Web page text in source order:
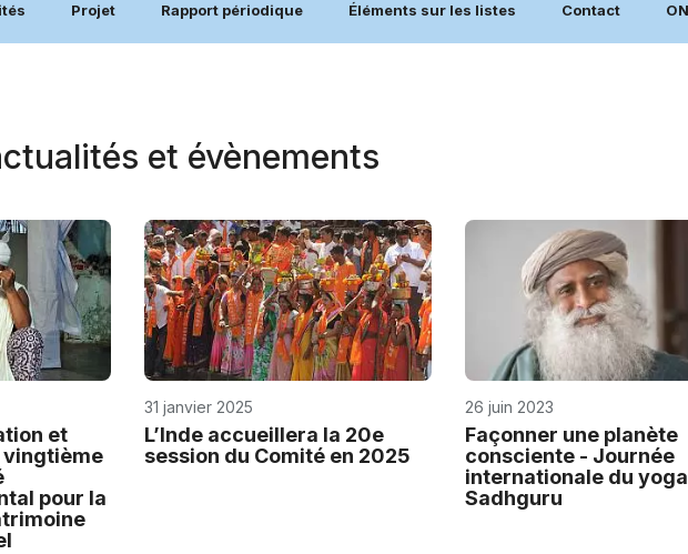
Projet Rapport périodique Éléments sur les listes Contact
et évènements
et
vingtième
pour la
31 janvier 2025
L’Inde accueillera la 20e
session du Comité en 2025
26 juin 2023
Façonner une planète
consciente - Journée
internationale du
Sadhguru